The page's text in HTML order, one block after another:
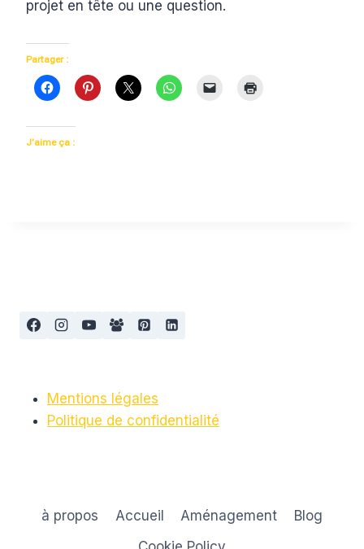
projet en tête ou une question.
Partager :
J’aime ça :
Mentions légales
Politique de confidentialité
à propos Accueil Aménagement
Blog